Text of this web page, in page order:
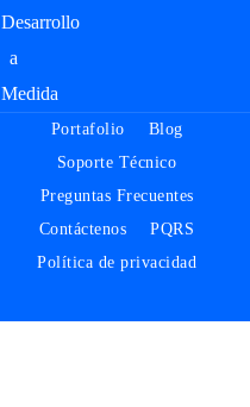
Desarrollo
a
Medida
Portafolio
Blog
Soporte Técnico
Preguntas Frecuentes
Contáctenos
PQRS
Política de privacidad